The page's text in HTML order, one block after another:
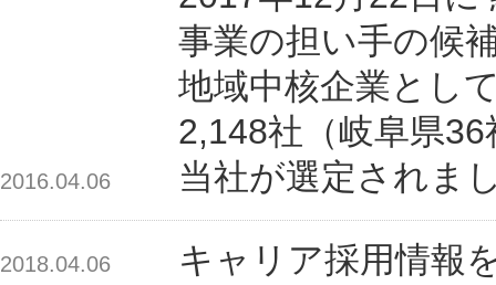
2016.04.06
事業の担い手の候
地域中核企業とし
2,148社（岐阜県36
当社が選定されま
2018.04.06 キャリア採用情報